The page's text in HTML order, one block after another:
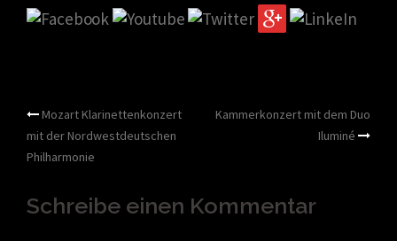
Beitragsnavigation
Mozart Klarinettenkonzert
mit der Nordwestdeutschen
Philharmonie
Kammerkonzert mit dem Duo
Iluminé
Schreibe einen Kommentar